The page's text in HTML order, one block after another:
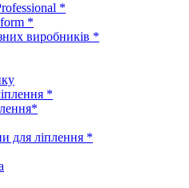
*
*
виробників *
*
для ліплення *